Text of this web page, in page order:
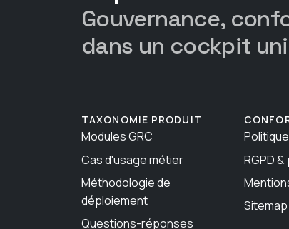
Gouvernance,
dans un cockpit
TAXONOMIE PRODUIT
Modules GRC
Cas d'usage métier
Méthodologie de
déploiement
Questions-réponses
RGPD
Sitemap